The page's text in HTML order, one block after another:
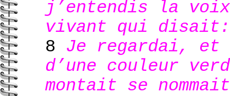
j’entendis la
vivant qui
8 Je regardai, et
d’une couleur
montait se